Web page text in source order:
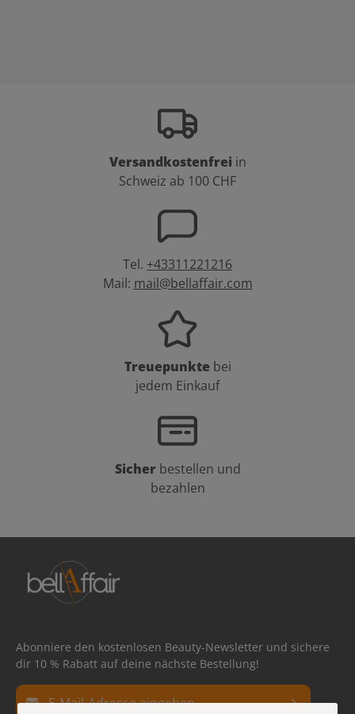
Versandkostenfrei in
Schweiz ab 100 CHF
Tel. +43311221216
Mail: mail@bellaffair.com
Treuepunkte bei
jedem Einkauf
Sicher bestellen und
bezahlen
Abonniere den kostenlosen Beauty-Newsletter und sichere
dir 10 % Rabatt auf deine nächste Bestellung!
E-Mail-Adresse*